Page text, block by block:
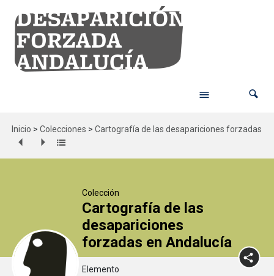
Inicio > Colecciones > Cartografía de las desapariciones forzadas
Colección
Cartografía de las
desapariciones
forzadas en Andalucía
Elemento